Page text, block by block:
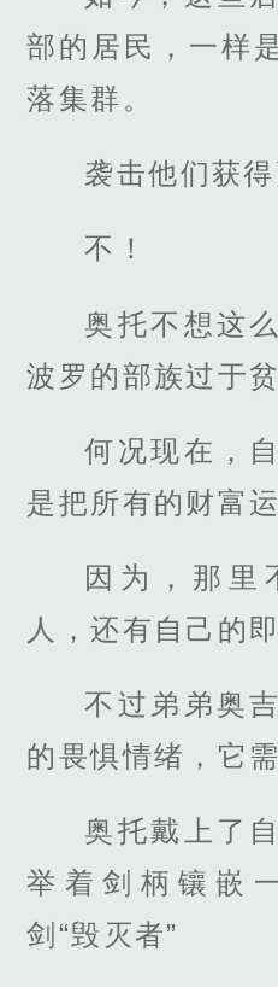
部的居民，一样
落集群。
袭击他们获
不！
奥托不想这
波罗的部族过于贫
何况现在，
是把所有的财富
因为，那里
人，还有自己的
不过弟弟奥
的畏惧情绪，它
奥托戴上了
举着剑柄镶嵌
剑“毁灭者”